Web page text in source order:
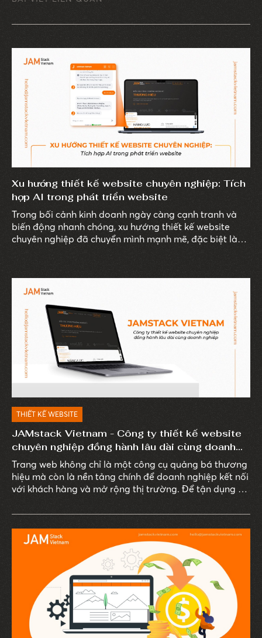
Xu hướng thiết kế website chuyên nghiệp: Tích
hợp AI trong phát triển website
Trong bối cảnh kinh doanh ngày càng cạnh tranh và
biến động nhanh chóng, xu hướng thiết kế website
chuyên nghiệp đã chuyển mình mạnh mẽ, đặc biệt là
THIẾT KẾ WEBSITE
JAMstack Vietnam - Công ty thiết kế website
chuyên nghiệp đồng hành lâu dài cùng doanh
nghiệp
Trang web không chỉ là một công cụ quảng bá thương
hiệu mà còn là nền tảng chính để doanh nghiệp kết nối
với khách hàng và mở rộng thị trường. Để tận dụng tối
ty thiết kế website chuyên nghiệp là một bước đi chiến